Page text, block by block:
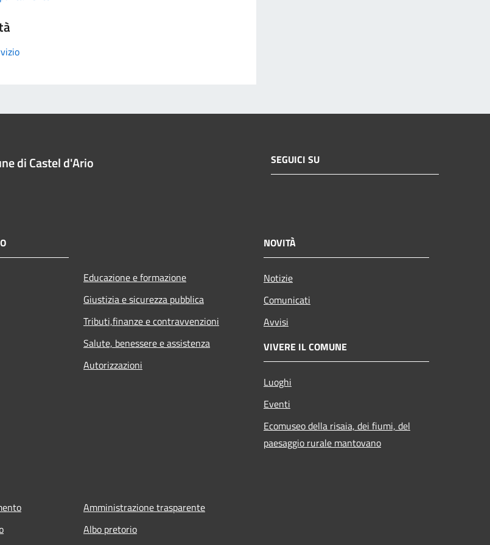
di Castel d'Ario SEGUICI SU
Educazione e formazione
Giustizia e sicurezza pubblica
Tributi,finanze e contravvenzioni
Salute, benessere e assistenza
Autorizzazioni
NOVITÀ
Notizie
Comunicati
Avvisi
VIVERE IL COMUNE
Luoghi
Eventi
Ecomuseo della risaia, dei fiumi, del
paesaggio rurale mantovano
Amministrazione trasparente
Albo pretorio